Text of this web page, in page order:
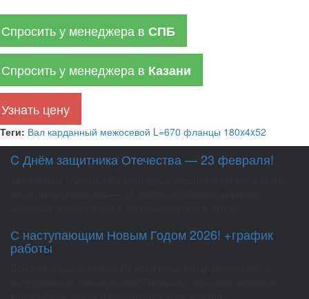
Спросить у менеджера в СПБ
Спросить у менеджера в Казани
Узнать цену
Теги: Вал карданный межосевой L=670 фланцы 180x4x52
C Днём защитника Отечества — 23 февраля!
С наступающим Новым Годом 2026! +график
работы